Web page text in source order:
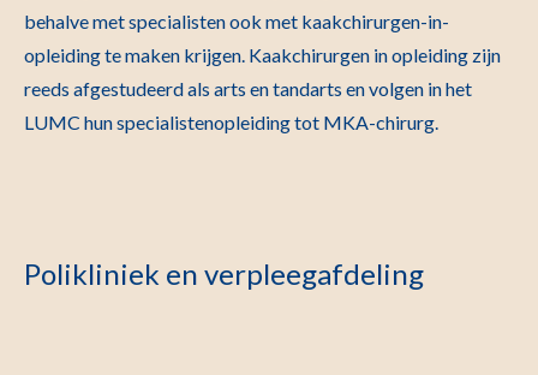
behalve met specialisten ook met kaakchirurgen-in-
opleiding te maken krijgen. Kaakchirurgen in opleiding zijn
reeds afgestudeerd als arts en tandarts en volgen in het
LUMC hun specialistenopleiding tot MKA-chirurg.
Polikliniek en verpleegafdeling